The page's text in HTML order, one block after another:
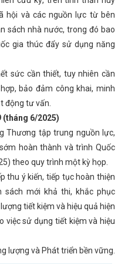
tỉnh giành giải nhất Hội thi
tháng 7 và 7 tháng đầu năm
Nam – Trung Quốc
Minh và các tỉnh, thành phố
triển khai hoạt động Khoa
mạng internet như thế nào?
phố Hà Tĩnh một thế kỷ vươn
Bắc Trung Bộ và phía Bắc
Bộ
Tập huấn kiến thức
luật về cụm công nghiệp
Hà Tĩnh có 6 dự án khởi
triển khai thực hiện Nghị
KH/TU ngày 10/01/2025
Ban Bí thư Trung ương
hóa trong thương mại điện
Đại biểu chất vấn về nguy
bất thường, nói nhiều làm ít
nhanh và bền vững giai
nghiệp trên địa bàn tỉnh
06 ở Hà Tĩnh
Làm việc
cảng Vũng Áng
DIỄN
HÓA CHẤT MỎ HÀ TĨNH
tác quản lý, kiểm soát
lĩnh vực công nghiệp
hội và các nguồn lực từ bên
sách nhà nước, trong đó bao
gia thúc đẩy sử dụng năng
sức cần thiết, tuy nhiên cần
bảo đảm công khai, minh
động tư vấn.
(tháng 6/2025)
Thương tập trung nguồn lực,
hoàn thành và trình Quốc
theo quy trình một kỳ họp.
thu ý kiến, tiếp tục hoàn thiện
sách mới khả thi, khắc phục
tiết kiệm và hiệu quả hiện
việc sử dụng tiết kiệm và hiệu
lượng và Phát triển bền vững.